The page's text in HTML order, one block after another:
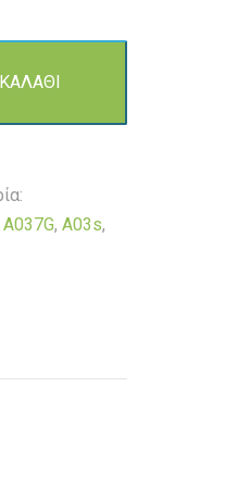
A037G,A03s,